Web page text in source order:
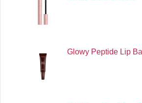
Glowy Peptide Lip